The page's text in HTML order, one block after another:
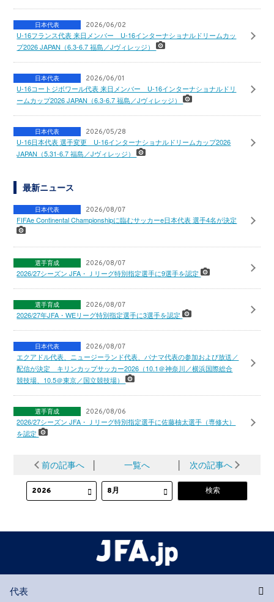
日本代表 2026/06/02
U-16フランス代表 来日メンバー U-16インターナショナルドリームカッ
プ2026 JAPAN（6.3-6.7 福島／Jヴィレッジ）
日本代表 2026/06/01
U-16コートジボワール代表 来日メンバー U-16インターナショナルドリ
ームカップ2026 JAPAN（6.3-6.7 福島／Jヴィレッジ）
日本代表 2026/05/28
U-16日本代表 選手変更 U-16インターナショナルドリームカップ2026
JAPAN（5.31-6.7 福島／Jヴィレッジ）
最新ニュース
日本代表 2026/08/07
FIFAe Continental Championshipに臨むサッカーe日本代表 選手4名が決定
選手育成 2026/08/07
2026/27シーズン JFA・Ｊリーグ特別指定選手に9選手を認定
選手育成 2026/08/07
2026/27年JFA・WEリーグ特別指定選手に3選手を認定
日本代表 2026/08/07
エクアドル代表、ニュージーランド代表、パナマ代表の参加および放送／
配信が決定 キリンカップサッカー2026（10.1＠神奈川／横浜国際総合
競技場、10.5＠東京／国立競技場）
選手育成 2026/08/06
2026/27シーズン JFA・Ｊリーグ特別指定選手に佐藤柚太選手（専修大）
を認定
前の記事へ │ 一覧へ │ 次の記事へ
代表